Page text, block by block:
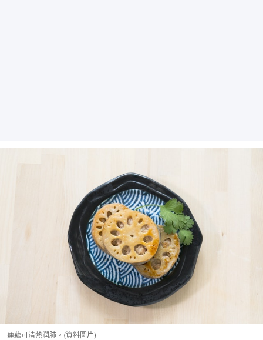
蓮藕可清熱潤肺。(資料圖片)